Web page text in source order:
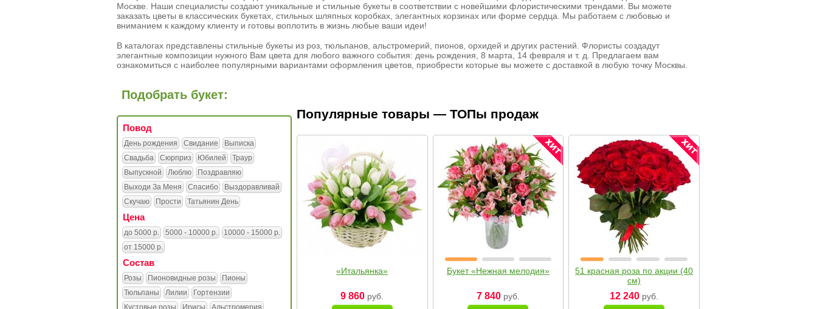
Москве. Наши специалисты создают уникальные и стильные букеты в соответствии с новейшими флористическими трендами. Вы можете
заказать цветы в классических букетах, стильных шляпных коробках, элегантных корзинах или форме сердца. Мы работаем с любовью и
вниманием к каждому клиенту и готовы воплотить в жизнь любые ваши идеи!
В каталогах представлены стильные букеты из роз, тюльпанов, альстромерий, пионов, орхидей и других растений. Флористы создадут
элегантные композиции нужного Вам цвета для любого важного события: день рождения, 8 марта, 14 февраля и т. д. Предлагаем вам
ознакомиться с наиболее популярными вариантами оформления цветов, приобрести которые вы можете с доставкой в любую точку Москвы.
Подобрать букет:
Повод
День рождения Свидание
Выписка
Свадьба
Сюрприз Юбилей
Траур
Выпускной
Люблю
Поздравляю
Выходи За Меня
Спасибо
Выздоравливай
Скучаю
Прости Татьянин День
Цена
до 5000 р. 5000 - 10000 р.
10000 - 15000 р.
от 15000 р.
Состав
Розы Пионовидные розы
Пионы
Тюльпаны
Лилии
Гортензии
Кустовые розы
Ирисы
Альстромерия
Популярные товары — ТОПы продаж
«Итальянка»
9 860 руб.
Букет «Нежная мелодия»
7 840руб.
51 красная роза по акции (40
см)
12 240 руб.